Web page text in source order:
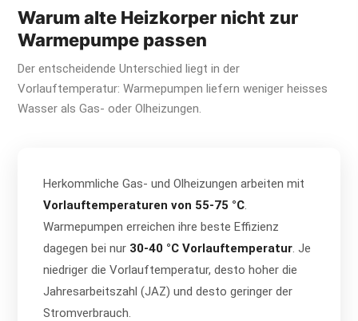
Warum alte Heizkorper nicht zur
Warmepumpe passen
Der entscheidende Unterschied liegt in der
Vorlauftemperatur: Warmepumpen liefern weniger heisses
Wasser als Gas- oder Olheizungen.
Herkommliche Gas- und Olheizungen arbeiten mit
Vorlauftemperaturen von 55-75 °C.
Warmepumpen erreichen ihre beste Effizienz
dagegen bei nur 30-40 °C Vorlauftemperatur. Je
niedriger die Vorlauftemperatur, desto hoher die
Jahresarbeitszahl (JAZ) und desto geringer der
Stromverbrauch.